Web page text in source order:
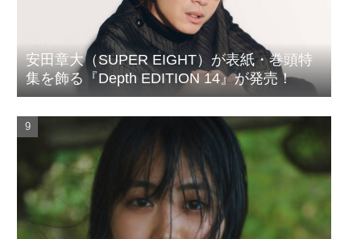
安田章大（SUPER EIGHT）が表紙・巻頭特
集を飾る『Depth EDITION 14』が発売！